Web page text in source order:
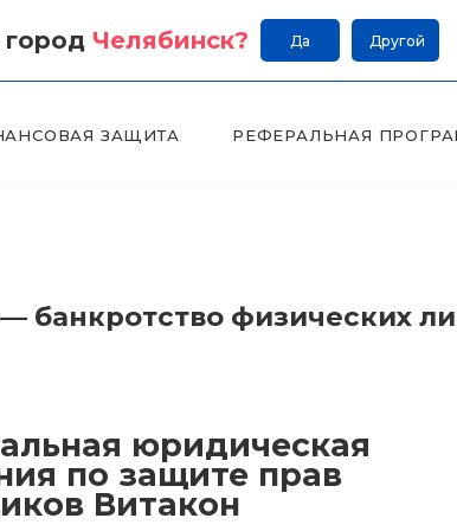
Челябинск? Да Другой
ЗАЩИТА РЕФЕРАЛЬНАЯ
банкротство физических
юридическая
по защите прав
Витакон